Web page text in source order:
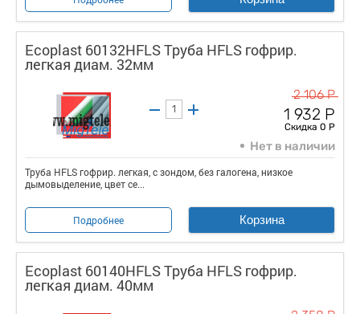
Ecoplast 60132HFLS Труба HFLS гофрир.
легкая диам. 32мм
2 106 Р
1 932 Р
Скидка 0 Р
Нет в наличии
Труба HFLS гофрир. легкая, с зондом, без галогена, низкое
дымовыделение, цвет се...
Подробнее Корзина
Ecoplast 60140HFLS Труба HFLS гофрир.
легкая диам. 40мм